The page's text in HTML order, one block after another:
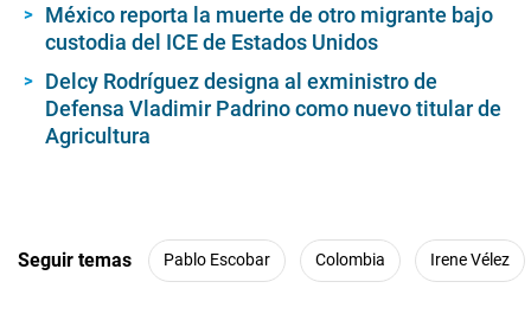
México reporta la muerte de otro migrante bajo
custodia del ICE de Estados Unidos
Delcy Rodríguez designa al exministro de
Defensa Vladimir Padrino como nuevo titular de
Agricultura
Seguir temas Pablo Escobar Colombia Irene Vélez